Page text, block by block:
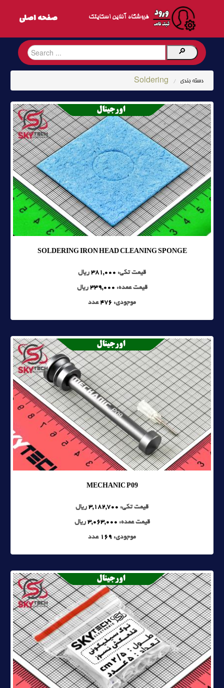
فروشگاه آنلاین اسکایتک
دسته بندی /
Soldering
SOLDERING IRON HEAD CLEANING SPONGE
قیمت تکی: 381,000 ریال
قیمت عمده: 339,000 ریال
موجودی: 476 عدد
MECHANIC P09
قیمت تکی: 3,182,700 ریال
قیمت عمده: 3,063,000 ریال
موجودی: 169 عدد